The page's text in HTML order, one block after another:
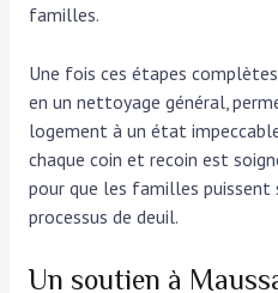
familles.
Une fois ces étapes
en un nettoyage général,
logement à un état impeccable.
chaque coin et recoin est
pour que les familles puissent
processus de deuil.
Un soutien à